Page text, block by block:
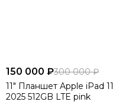
150 000 ₽300 000 ₽
11" Планшет Apple iPad 11
2025 512GB LTE pink